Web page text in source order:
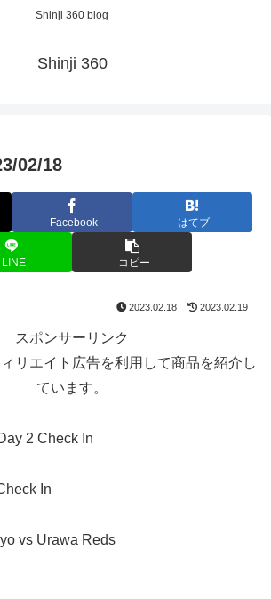
Shinji 360 blog
Shinji 360
02/18
Facebook はてブ
LINE コピー
2023.02.18 2023.02.19
スポンサーリンク
リエイト広告を利用して商品を紹介し
ています。
2 Check In
In
vs Urawa Reds